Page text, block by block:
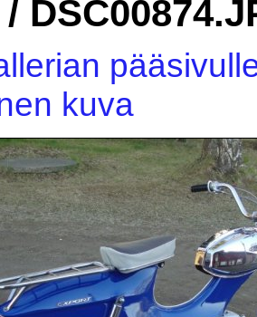
kuva